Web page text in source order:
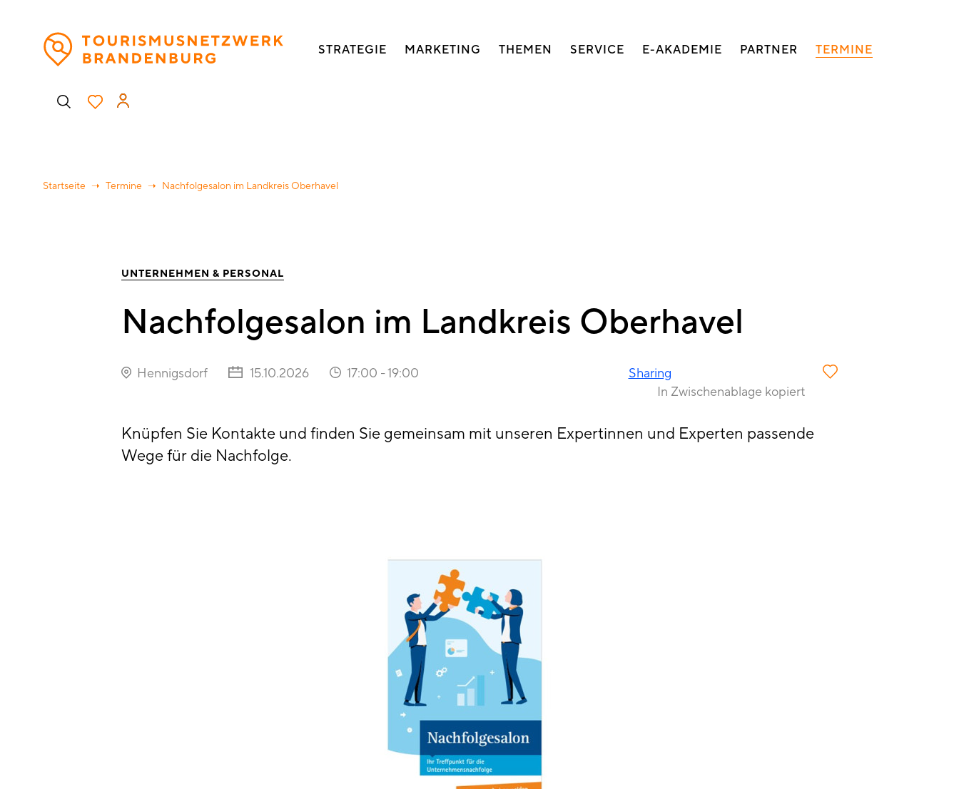
Hauptnavigation
STRATEGIE MARKETING THEMEN SERVICE E-AKADEMIE PARTNER TERMINE
Benutzermenü
Startseite Termine Nachfolgesalon im Landkreis Oberhavel
UNTERNEHMEN & PERSONAL
Nachfolgesalon im Landkreis Oberhavel
Hennigsdorf 15.10.2026 17:00 -19:00
Sharing
In Zwischenablage kopiert
Knüpfen Sie Kontakte und finden Sie gemeinsam mit unseren Expertinnen und Experten passende
Wege für die Nachfolge.